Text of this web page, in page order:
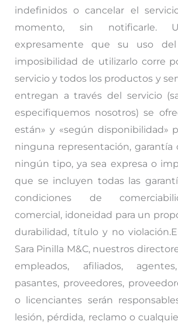
indefinidos o cancelar el
momento, sin notificarle.
expresamente que su uso
imposibilidad de utilizarlo corre
servicio y todos los productos y
entregan a través del servicio
especifiquemos nosotros) se
están» y «según disponibilidad»
ninguna representación, garantía
ningún tipo, ya sea expresa o
que se incluyen todas las
condiciones de
comercial, idoneidad para un
durabilidad, título y no
Sara Pinilla M&C, nuestros
empleados, afiliados,
pasantes, proveedores,
o licenciantes serán
lesión, pérdida, reclamo o